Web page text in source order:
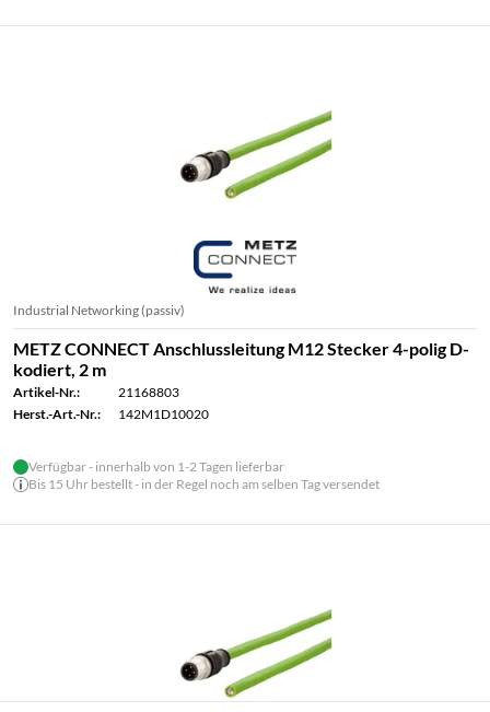
Industrial Networking (passiv)
METZ CONNECT Anschlussleitung M12 Stecker 4-polig D-
kodiert, 2 m
Artikel-Nr.:
21168803
Herst.-Art.-Nr.:
142M1D10020
Verfügbar - innerhalb von 1-2 Tagen lieferbar
Bis 15 Uhr bestellt - in der Regel noch am selben Tag versendet